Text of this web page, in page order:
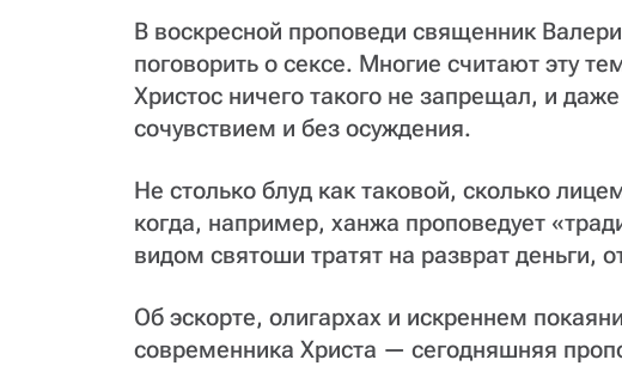
В воскресной проповеди священник
поговорить о сексе. Многие считают эту
Христос ничего такого не запрещал, и
сочувствием и без осуждения.
Не столько блуд как таковой, сколько
когда, например, ханжа проповедует
видом святоши тратят на разврат деньги,
Об эскорте, олигархах и искреннем
современника Христа — сегодняшняя